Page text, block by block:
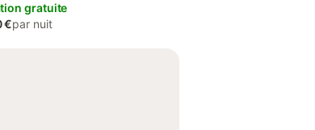
gratuite
€par nuit